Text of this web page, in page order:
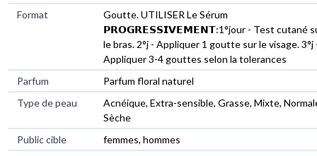
Format
‎Goutte. UTILISER Le Sérum
𝗣𝗥𝗢𝗚𝗥𝗘𝗦𝗦𝗜𝗩𝗘𝗠𝗘𝗡𝗧:1°jour - Test cutané
le bras. 2°j - Appliquer 1 goutte sur le visage. 3°j
Appliquer 3-4 gouttes selon la tolerances
Parfum
‎Parfum floral naturel
Type de peau
‎Acnéique, Extra-sensible, Grasse, Mixte,
Sèche
Public cible
‎femmes, hommes